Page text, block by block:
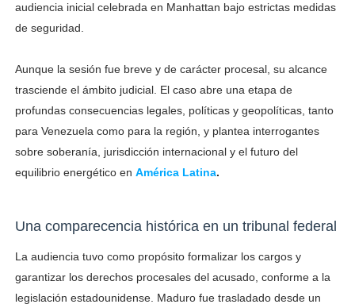
audiencia inicial celebrada en Manhattan bajo estrictas medidas
de seguridad.
Aunque la sesión fue breve y de carácter procesal, su alcance
trasciende el ámbito judicial. El caso abre una etapa de
profundas consecuencias legales, políticas y geopolíticas, tanto
para Venezuela como para la región, y plantea interrogantes
sobre soberanía, jurisdicción internacional y el futuro del
equilibrio energético en América Latina.
Una comparecencia histórica en un tribunal federal
La audiencia tuvo como propósito formalizar los cargos y
garantizar los derechos procesales del acusado, conforme a la
legislación estadounidense. Maduro fue trasladado desde un